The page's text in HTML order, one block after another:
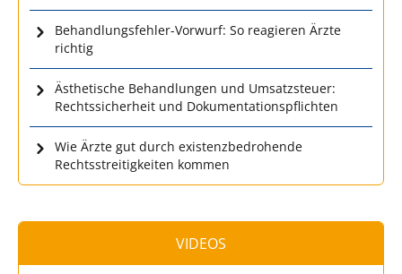
Behandlungsfehler-Vorwurf: So reagieren Ärzte
richtig
Ästhetische Behandlungen und Umsatzsteuer:
Rechtssicherheit und Dokumentationspflichten
Wie Ärzte gut durch existenzbedrohende
Rechtsstreitigkeiten kommen
VIDEOS